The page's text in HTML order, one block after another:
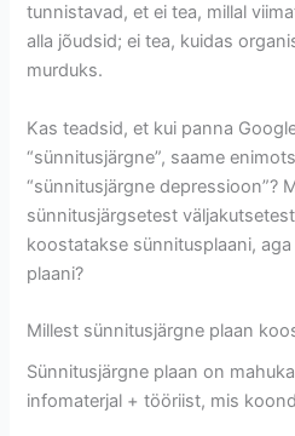
tunnistavad, et ei tea, millal
alla jõudsid; ei tea, kuidas
murduks.
Kas teadsid, et kui panna
“sünnitusjärgne”, saame
“sünnitusjärgne depressioon”?
sünnitusjärgsetest
koostatakse sünnitusplaani,
plaani?
Millest sünnitusjärgne plaan
Sünnitusjärgne plaan on
infomaterjal + tööriist, mis